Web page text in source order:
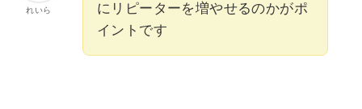
れいら
にリピーターを増やせるのかがポ
イントです